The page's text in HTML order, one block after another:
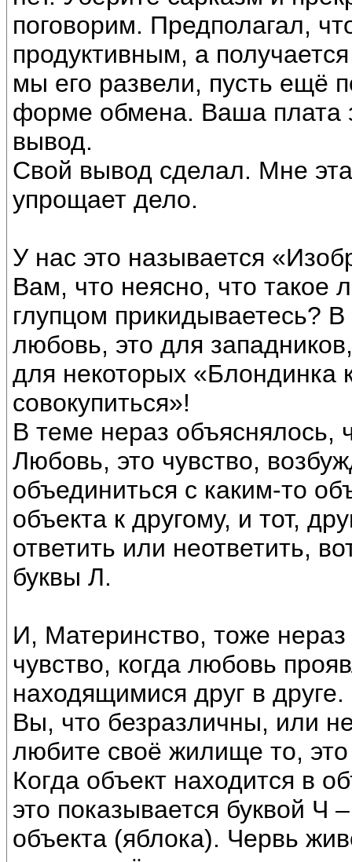
поговорим. Предполагал,
продуктивным, а
мы его развели, пусть ещё
форме обмена. Ваша плата
вывод.
Свой вывод сделал. Мне эта
упрощает дело.
У нас это называется
Вам, что неясно, что такое
глупцом прикидываетесь?
любовь, это для
для некоторых «Блондинка
совокупиться»!
В теме нераз объяснялось,
Любовь, это чувство,
объединиться с каким-то
объекта к другому, и тот,
ответить или неответить,
буквы Л.
И, Материнство, тоже
чувство, когда любовь
находящимися друг в
Вы, что безразличны, или
любите своё жилище то,
Когда объект находится в
это показывается буквой Ч
объекта (яблока). Червь